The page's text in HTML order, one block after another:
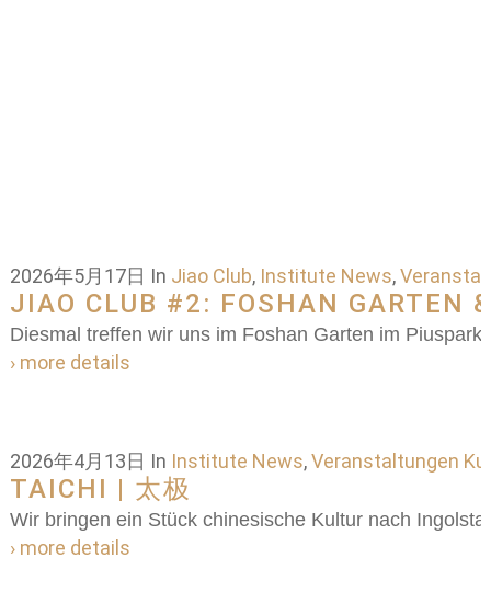
2026年5月17日 In Jiao Club, Institute News,
JIAO CLUB #2: FOSHAN GARTEN
Diesmal treffen wir uns im Foshan Garten im
› more details
2026年4月13日 In Institute News,Veranstaltungen
TAICHI | 太极
Wir bringen ein Stück chinesische Kultur nach
› more details